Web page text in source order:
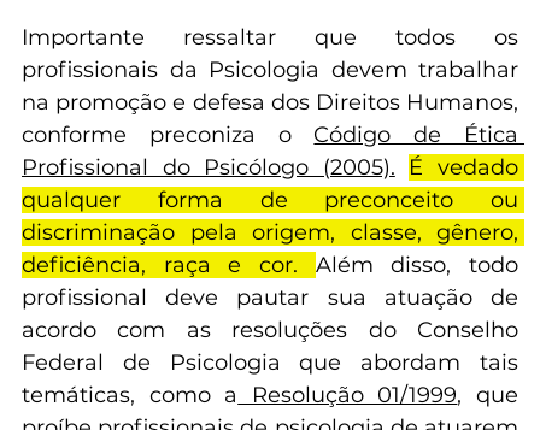
comunidade.
Importante ressaltar que todos os
profissionais da Psicologia devem trabalhar
na promoção e defesa dos Direitos Humanos,
conforme preconiza o Código de Ética
Profissional do Psicólogo (2005). É vedado
qualquer forma de preconceito ou
discriminação pela origem, classe, gênero,
deficiência, raça e cor. Além disso, todo
profissional deve pautar sua atuação de
acordo com as resoluções do Conselho
Federal de Psicologia que abordam tais